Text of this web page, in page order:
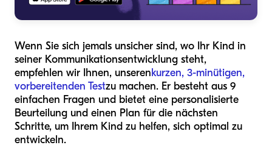
Wenn Sie sich jemals unsicher sind, wo Ihr Kind in
seiner Kommunikationsentwicklung steht,
empfehlen wir Ihnen, unserenkurzen, 3-minütigen,
vorbereitenden Testzu machen. Er besteht aus 9
einfachen Fragen und bietet eine personalisierte
Beurteilung und einen Plan für die nächsten
Schritte, um Ihrem Kind zu helfen, sich optimal zu
entwickeln.